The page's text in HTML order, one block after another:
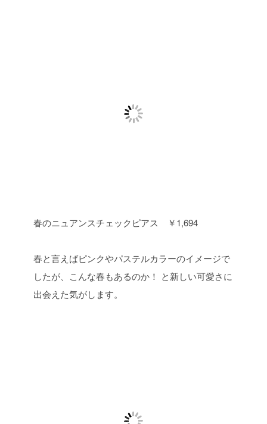
春のニュアンスチェックピアス ￥1,694
春と言えばピンクやパステルカラーのイメージで
したが、こんな春もあるのか！ と新しい可愛さに
出会えた気がします。